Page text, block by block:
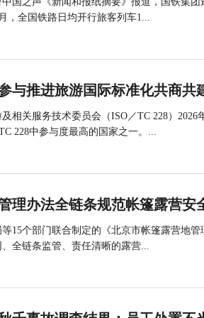
，全国铁路日均开行旅客列车1...
与推进旅游国际标准化共商共
相关服务技术委员会（ISO／TC 228）
228中参与度最高的国家之一。...
理办法全链条规范帐篷露营安
15个部门联合制定的《北京市帐篷露营地
全链条监管、责任清晰的露营...